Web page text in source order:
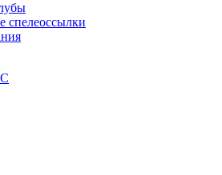
спелеоссылки